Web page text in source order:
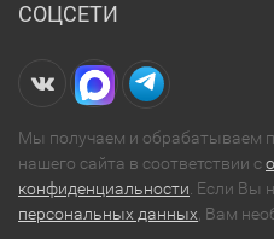
СОЦСЕТИ
Мы получаем и обрабатываем
нашего сайта в соответствии с
конфиденциальности. Если Вы
персональных данных, Вам